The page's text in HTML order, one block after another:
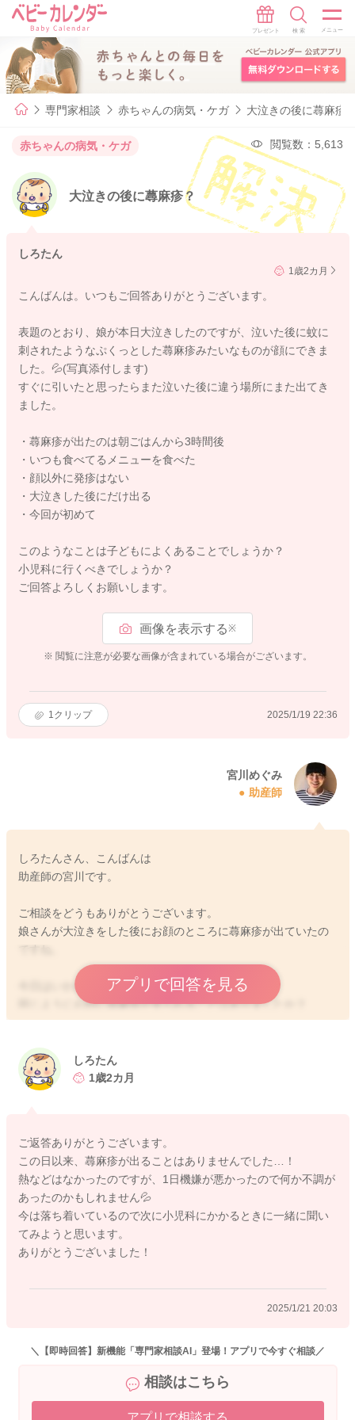
専門家相談 赤ちゃんの病気・ケガ 大泣きの後に蕁麻疹
赤ちゃんの病気・ケガ 閲覧数：5,613
大泣きの後に蕁麻疹？
しろたん
1歳2カ月
こんばんは。いつもご回答ありがとうございます。
表題のとおり、娘が本日大泣きしたのですが、泣いた後に蚊に
刺されたようなぷくっとした蕁麻疹みたいなものが顔にできま
した。💦(写真添付します)
すぐに引いたと思ったらまた泣いた後に違う場所にまた出てき
ました。
・蕁麻疹が出たのは朝ごはんから3時間後
・いつも食べてるメニューを食べた
・顔以外に発疹はない
・大泣きした後にだけ出る
・今回が初めて
このようなことは子どもによくあることでしょうか？
小児科に行くべきでしょうか？
ご回答よろしくお願いします。
画像を表示する※
※ 閲覧に注意が必要な画像が含まれている場合がございます。
1 クリップ 2025/1/19 22:36
宮川めぐみ
助産師
しろたんさん、こんばんは
助産師の宮川です。
ご相談をどうもありがとうございます。
娘さんが大泣きをした後にお顔のところに蕁麻疹が出ていたの
今日はいかがだったでしょうか？
同じようにお顔に蕁麻疹が見られることはありましたか？
体調が本調子ではないこともあったでしょうか？
蕁麻疹が出る原因ははっきりとわからないこともあるようなの
どうぞよろしくお願いします。
アプリで回答を見る
2025/1/20 21:02
しろたん
1歳2カ月
ご返答ありがとうございます。
この日以来、蕁麻疹が出ることはありませんでした…！
熱などはなかったのですが、1日機嫌が悪かったので何か不調が
あったのかもしれません💦
今は落ち着いているので次に小児科にかかるときに一緒に聞い
てみようと思います。
ありがとうございました！
2025/1/21 20:03
＼【即時回答】新機能「専門家相談AI」登場！アプリで今すぐ相談／
相談はこちら
アプリで相談する